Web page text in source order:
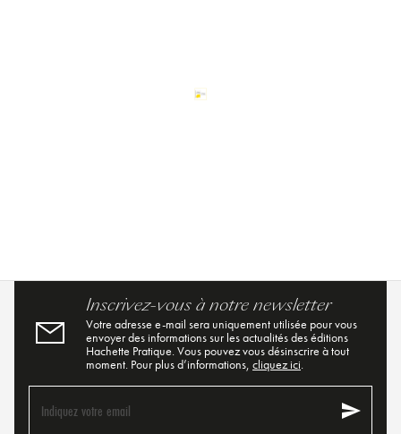
Inscrivez-vous à notre newsletter
Votre adresse e-mail sera uniquement utilisée pour vous
envoyer des informations sur les actualités des éditions
Hachette Pratique. Vous pouvez vous désinscrire à tout
moment. Pour plus d’informations, cliquez ici.
Indiquez votre email send